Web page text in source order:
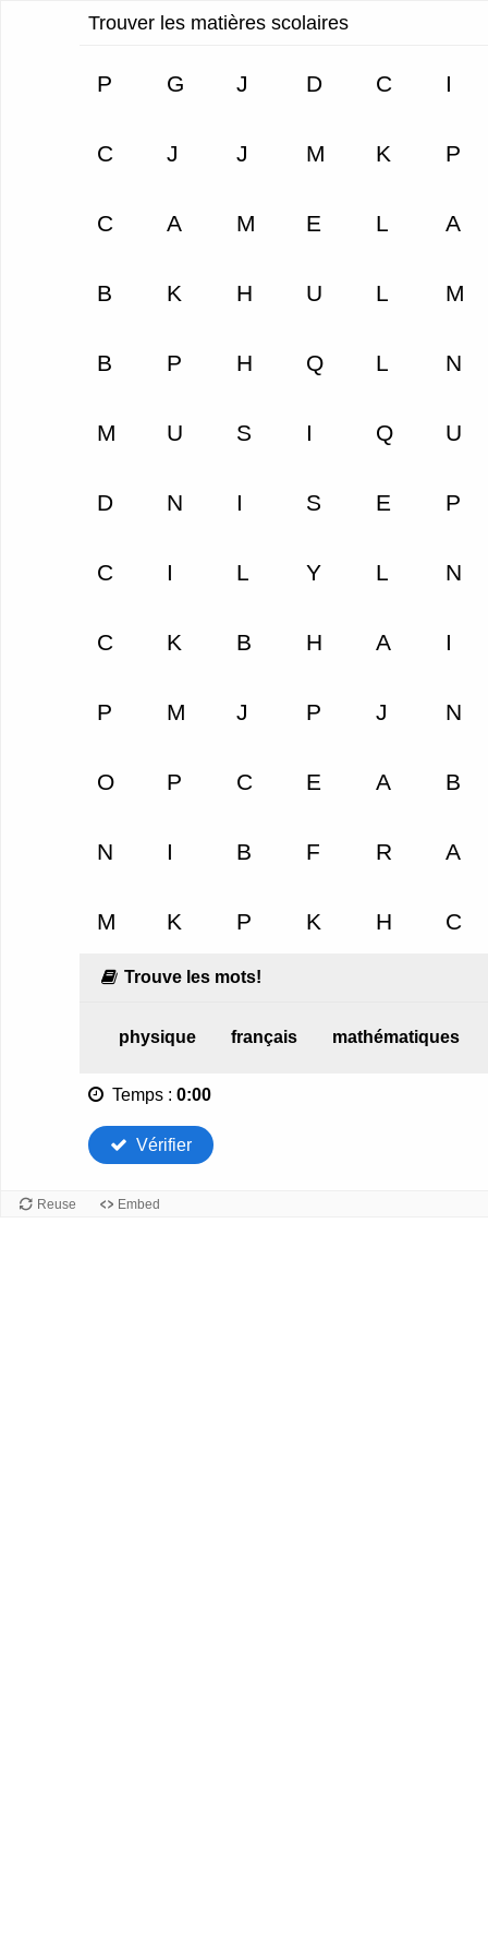
Trouver les matières scolaires
Trouve les mots!
physique français mathématiques
Temps : 0:00
Vérifier
Reuse Embed